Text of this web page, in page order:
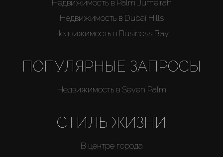
Недвижимость в Palm Jumeirah
Недвижимость в Dubai Hills
Недвижимость в Business Bay
ПОПУЛЯРНЫЕ ЗАПРОСЫ
Недвижимость в Seven Palm
СТИЛЬ ЖИЗНИ
В центре города